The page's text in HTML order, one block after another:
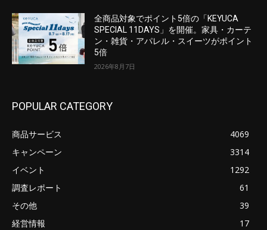
全商品対象でポイント5倍の「KEYUCA
SPECIAL 11DAYS」を開催。家具・カーテ
ン・雑貨・アパレル・スイーツがポイント
5倍
2026年8月7日
POPULAR CATEGORY
商品サービス
4069
キャンペーン
3314
イベント
1292
調査レポート
61
その他
39
経営情報
17